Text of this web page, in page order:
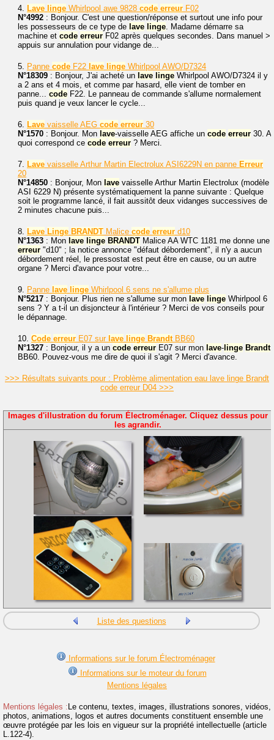
4. Lave linge Whirlpool awe 9828 code erreur F02
N°4992 : Bonjour. C'est une question/réponse et surtout une info pour
les possesseurs de ce type de lave linge. Madame démarre sa
machine et code erreur F02 après quelques secondes. Dans manuel >
appuis sur annulation pour vidange de...
5. Panne code F22 lave linge Whirlpool AWO/D7324
N°18309 : Bonjour, J'ai acheté un lave linge Whirlpool AWO/D7324 il y
a 2 ans et 4 mois, et comme par hasard, elle vient de tomber en
panne... code F22. Le panneau de commande s'allume normalement
puis quand je veux lancer le cycle...
6. Lave vaisselle AEG code erreur 30
N°1570 : Bonjour. Mon lave-vaisselle AEG affiche un code erreur 30. A
quoi correspond ce code erreur ? Merci.
7. Lave vaisselle Arthur Martin Electrolux ASI6229N en panne Erreur
20
N°14850 : Bonjour, Mon lave vaisselle Arthur Martin Electrolux (modèle
ASI 6229 N) présente systématiquement la panne suivante : Quelque
soit le programme lancé, il fait aussitôt deux vidanges successives de
2 minutes chacune puis...
8. Lave Linge BRANDT Malice code erreur d10
N°1363 : Mon lave linge BRANDT Malice AA WTC 1181 me donne une
erreur "d10" ; la notice annonce "défaut débordement", il n'y a aucun
débordement réel, le pressostat est peut être en cause, ou un autre
organe ? Merci d'avance pour votre...
9. Panne lave linge Whirlpool 6 sens ne s'allume plus
N°5217 : Bonjour. Plus rien ne s'allume sur mon lave linge Whirlpool 6
sens ? Y a t-il un disjoncteur à l'intérieur ? Merci de vos conseils pour
le dépannage.
10. Code erreur E07 sur lave linge BrandtBB60
N°1327 : Bonjour, il y a un code erreur E07 sur mon lave- linge Brandt
BB60. Pouvez-vous me dire de quoi il s'agit ? Merci d'avance.
>>> Résultats suivants pour : Problème alimentation eau lave linge Brandt
code erreur D04 >>>
Images d'illustration du forum Électroménager. Cliquez dessus pour
les agrandir.
Liste des questions
Informations sur le forum Électroménager
Informations sur le moteur du forum
Mentions légales
Mentions légales : Le contenu, textes, images, illustrations sonores, vidéos,
photos, animations, logos et autres documents constituent ensemble une
œuvre protégée par les lois en vigueur sur la propriété intellectuelle (article
L.122-4).